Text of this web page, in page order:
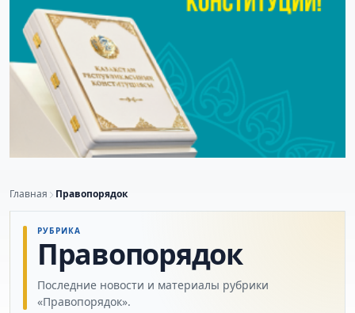
Главная Правопорядок
РУБРИКА
Правопорядок
Последние новости и материалы рубрики
«Правопорядок».